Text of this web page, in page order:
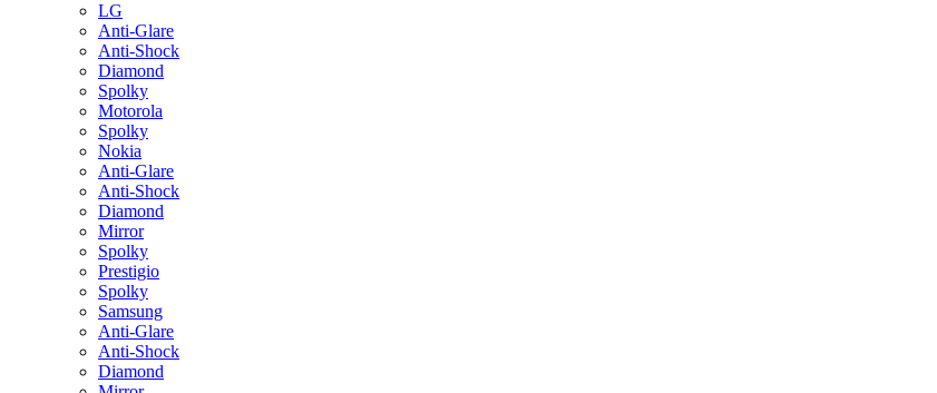
LG
Anti-Glare
Anti-Shock
Diamond
Spolky
Motorola
Spolky
Nokia
Anti-Glare
Anti-Shock
Diamond
Mirror
Spolky
Prestigio
Spolky
Samsung
Anti-Glare
Anti-Shock
Diamond